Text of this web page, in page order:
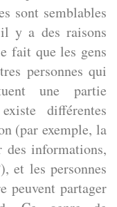
sont semblables
y a des raisons
fait que les gens
personnes qui
une partie
différentes
(par exemple, la
des informations,
et les personnes
peuvent partager